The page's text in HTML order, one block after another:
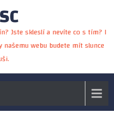
Jste skleslí a nevíte co s tím? I
webu budete mít slunce